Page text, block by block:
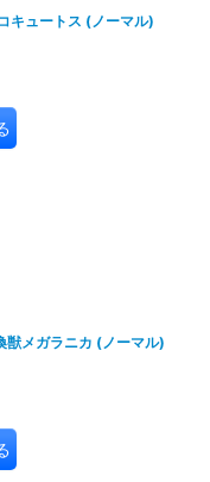
キュートス (ノーマル)
メガラニカ (ノーマル)